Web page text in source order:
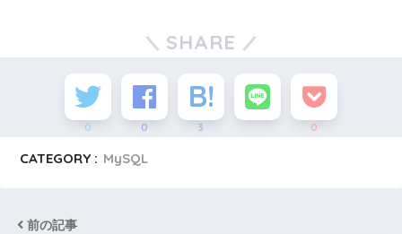
SHARE
0 0 3 0
CATEGORY : MySQL
前の記事